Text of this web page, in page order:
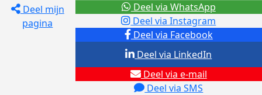
Deel mijn
pagina
Deel via Facebook
Deel via Instagram
Deel via e-mail
Deel via SMS
Deel via LinkedIn
Deel via WhatsApp